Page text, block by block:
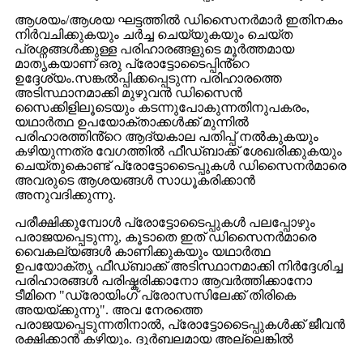
ആശയം/ആശയ ഘട്ടത്തിൽ ഡിസൈനർമാർ ഇതിനകം
നിർവചിക്കുകയും ചർച്ച ചെയ്യുകയും ചെയ്ത
പ്രശ്നങ്ങൾക്കുള്ള പരിഹാരങ്ങളുടെ മൂർത്തമായ
മാതൃകയാണ് ഒരു പ്രോട്ടോടൈപ്പിൻ്റെ
ഉദ്ദേശ്യം.സങ്കൽപ്പിക്കപ്പെടുന്ന പരിഹാരത്തെ
അടിസ്ഥാനമാക്കി മുഴുവൻ ഡിസൈൻ
സൈക്കിളിലൂടെയും കടന്നുപോകുന്നതിനുപകരം,
യഥാർത്ഥ ഉപയോക്താക്കൾക്ക് മുന്നിൽ
പരിഹാരത്തിൻ്റെ ആദ്യകാല പതിപ്പ് നൽകുകയും
കഴിയുന്നത്ര വേഗത്തിൽ ഫീഡ്‌ബാക്ക് ശേഖരിക്കുകയും
ചെയ്തുകൊണ്ട് പ്രോട്ടോടൈപ്പുകൾ ഡിസൈനർമാരെ
അവരുടെ ആശയങ്ങൾ സാധൂകരിക്കാൻ
അനുവദിക്കുന്നു.
പരീക്ഷിക്കുമ്പോൾ പ്രോട്ടോടൈപ്പുകൾ പലപ്പോഴും
പരാജയപ്പെടുന്നു, കൂടാതെ ഇത് ഡിസൈനർമാരെ
വൈകല്യങ്ങൾ കാണിക്കുകയും യഥാർത്ഥ
ഉപയോക്തൃ ഫീഡ്‌ബാക്ക് അടിസ്ഥാനമാക്കി നിർദ്ദേശിച്ച
പരിഹാരങ്ങൾ പരിഷ്കരിക്കാനോ ആവർത്തിക്കാനോ
ടീമിനെ "ഡ്രോയിംഗ് പ്രോസസിലേക്ക് തിരികെ
അയയ്ക്കുന്നു". അവ നേരത്തെ
പരാജയപ്പെടുന്നതിനാൽ, പ്രോട്ടോടൈപ്പുകൾക്ക് ജീവൻ
രക്ഷിക്കാൻ കഴിയും. ദുർബലമായ അല്ലെങ്കിൽ